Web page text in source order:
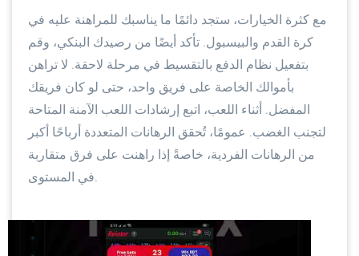
مع كثرة الخيارات، ستجد دائمًا ما يناسبك للمراهنة عليه في
كرة القدم والبيسبول. تأكد أيضًا من رصيدك البنكي، وقم
بتفعيل نظام الدفع بالتقسيط في مرحلة لاحقة. لا تراهن
بأموالك الخاصة على فريق واحد، حتى لو كان فريقك
المفضل. أثناء اللعب، اتبع إرشادات اللعب الآمنة المتاحة
لتجنب الغضب. عمومًا، تُحقق الرهانات المتعددة أرباحًا أكبر
من الرهانات الفردية، خاصةً إذا راهنت على فرق متقاربة
في المستوى.